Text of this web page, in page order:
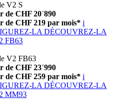
V2 S
de CHF 20´890
de CHF 219 par mois* i
LA DÉCOUVREZ-LA
FB63
V2 FB63
de CHF 23´990
de CHF 259 par mois* i
LA DÉCOUVREZ-LA
MM93